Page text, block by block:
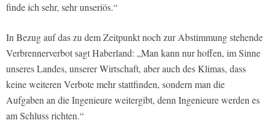
finde ich sehr, sehr unseriös.“
In Bezug auf das zu dem Zeitpunkt noch zur Abstimmung stehende
Verbrennerverbot sagt Haberland: „Man kann nur hoffen, im Sinne
unseres Landes, unserer Wirtschaft, aber auch des Klimas, dass
keine weiteren Verbote mehr stattfinden, sondern man die
Aufgaben an die Ingenieure weitergibt, denn Ingenieure werden es
am Schluss richten.“